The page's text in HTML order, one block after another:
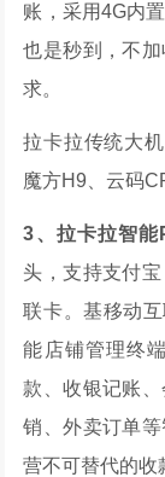
账，采用4G内
也是秒到，不
求。
拉卡拉传统大
魔方H9、云码
3、拉卡拉智能
头，支持支付
联卡。基移动
能店铺管理终
款、收银记账
销、外卖订单
营不可替代的收